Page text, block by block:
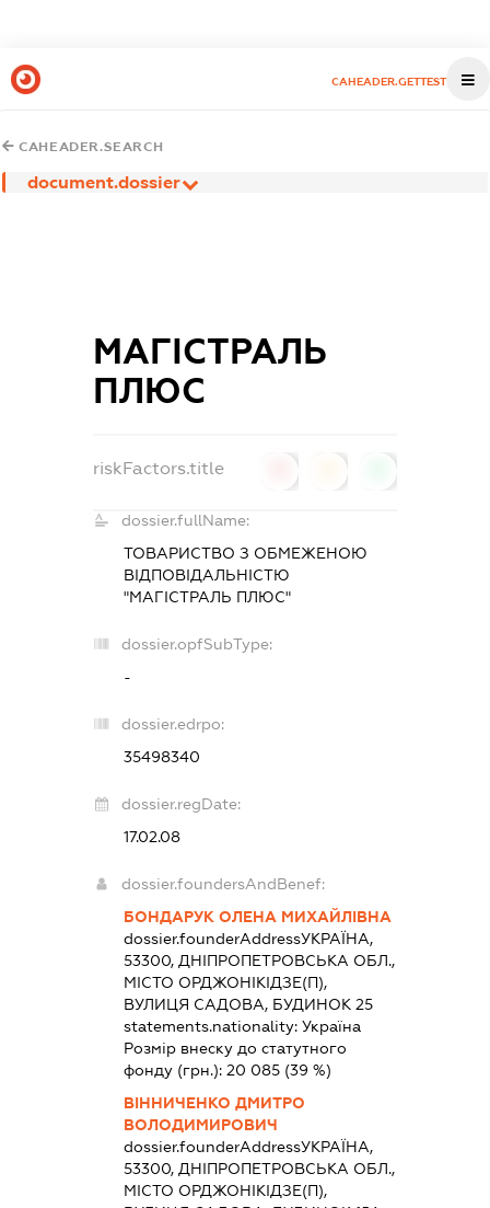
CAHEADER.GETTEST
CAHEADER.SEARCH
document.dossier
МАГІСТРАЛЬ
ПЛЮС
riskFactors.title
dossier.fullName:
ТОВАРИСТВО З ОБМЕЖЕНОЮ
ВІДПОВІДАЛЬНІСТЮ
"МАГІСТРАЛЬ ПЛЮС"
dossier.opfSubType:
-
dossier.edrpo:
35498340
dossier.regDate:
17.02.08
dossier.foundersAndBenef:
БОНДАРУК ОЛЕНА МИХАЙЛІВНА
dossier.founderAddressУКРАЇНА,
53300, ДНІПРОПЕТРОВСЬКА ОБЛ.,
МІСТО ОРДЖОНІКІДЗЕ(П),
ВУЛИЦЯ САДОВА, БУДИНОК 25
statements.nationality:Україна
Розмір внеску до статутного
фонду (грн.):20 085 (39 %)
ВІННИЧЕНКО ДМИТРО
ВОЛОДИМИРОВИЧ
dossier.founderAddressУКРАЇНА,
53300, ДНІПРОПЕТРОВСЬКА ОБЛ.,
МІСТО ОРДЖОНІКІДЗЕ(П),